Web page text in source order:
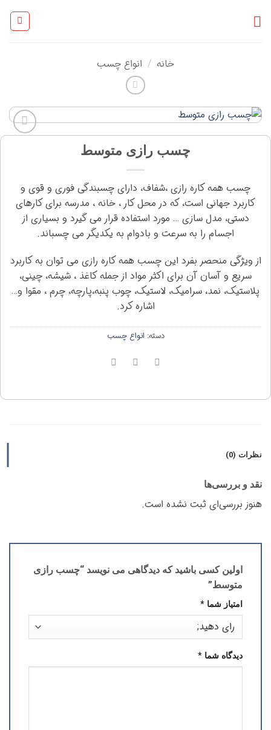
خانه / انواع چسب
ها
چسب رازی متوسط
چسب همه کاره رازی ،شفاف، دارای چسبندگی فوری و قوی و
کاربرد جهانی است، که در محل کار ، خانه ، مدرسه برای کارهای
دستی، مدل سازی … مورد استفاده قرار می گیرد و بسیاری از
اجسام را به سرعت و بادوام به یکدیگر می چسباند.
از ویژگی منحصر بفرد این چسب همه كاره رازی می توان به کاربرد
سریع و آسان آن برای اکثر مواد از جمله کاغذ ، شیشه، چینی،
پلاستیک، نمد، سرامیک، لاستیک، چوب پنبه،پارچه، چرم ، مقوا و…
اشاره کرد.
دسته: انواع چسب
نظرات (0)
نقد و بررسی‌ها
هنوز بررسی‌ای ثبت نشده است.
اولین کسی باشید که دیدگاهی می نویسد “چسب رازی
متوسط”
امتیاز شما *
دیدگاه شما *